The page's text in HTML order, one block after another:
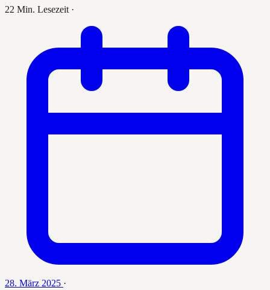
22 Min. Lesezeit ·
28. März 2025 ·